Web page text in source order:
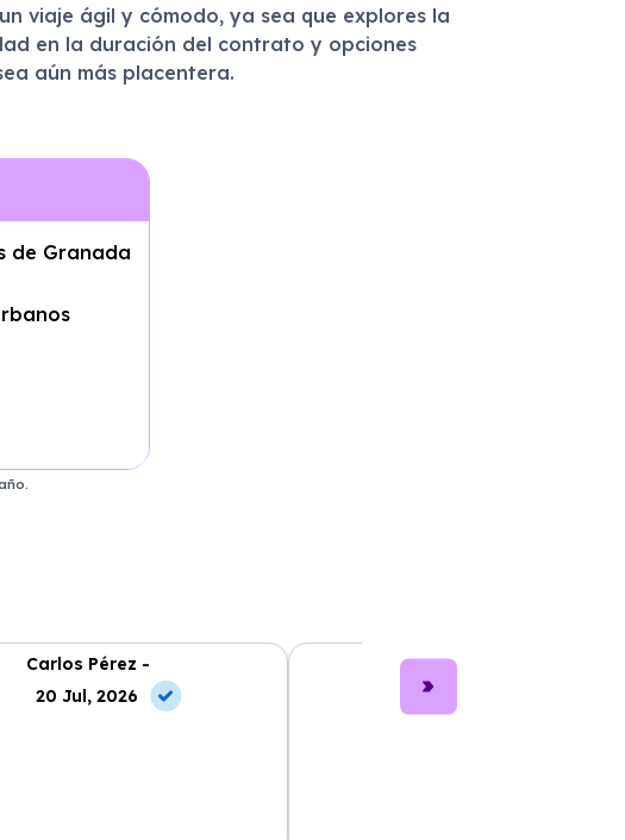
viaje ágil y cómodo, ya sea que explores la
en la duración del contrato y opciones
aún más placentera.
de Granada
Carlos Pérez -
20 Jul, 2026
Lucía García -
10 Jun, 2026